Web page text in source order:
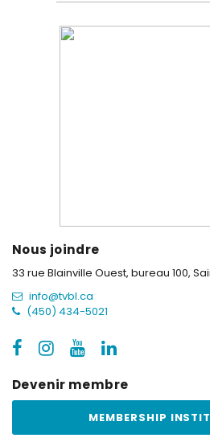
Nous joindre
33 rue Blainville Ouest, bureau 100,
info@tvbl.ca
(450) 434-5021
Devenir membre
MEMBERSHIP